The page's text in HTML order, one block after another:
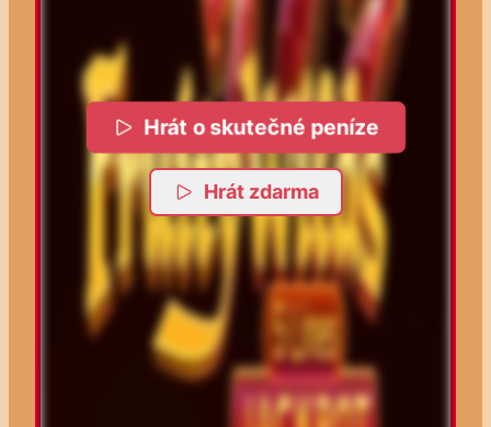
Hrát o skutečné peníze
Hrát zdarma